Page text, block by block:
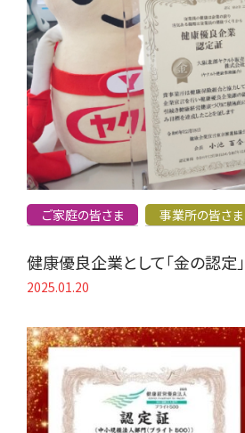
ご家庭の皆さま 事業所の皆さま
健康優良企業として「金の認定
2025.01.20